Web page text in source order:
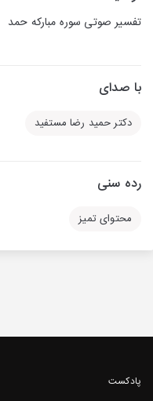
تفسیر صوتی سوره مبارکه حمد
با صدای
دکتر حمید رضا مستفید
رده سنی
محتوای تمیز
پادکست